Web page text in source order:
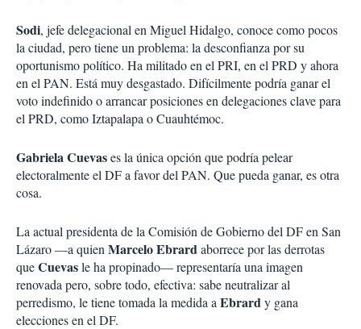
Sodi, jefe delegacional en Miguel Hidalgo, conoce como pocos
la ciudad, pero tiene un problema: la desconfianza por su
oportunismo político. Ha militado en el PRI, en el PRD y ahora
en el PAN. Está muy desgastado. Difícilmente podría ganar el
voto indefinido o arrancar posiciones en delegaciones clave para
el PRD, como Iztapalapa o Cuauhtémoc.
Gabriela Cuevases la única opción que podría pelear
electoralmente el DF a favor del PAN. Que pueda ganar, es otra
cosa.
La actual presidenta de la Comisión de Gobierno del DF en San
Lázaro —a quien Marcelo Ebrardaborrece por las derrotas
queCuevasle ha propinado— representaría una imagen
renovada pero, sobre todo, efectiva: sabe neutralizar al
perredismo, le tiene tomada la medida a Ebrardy gana
elecciones en el DF.